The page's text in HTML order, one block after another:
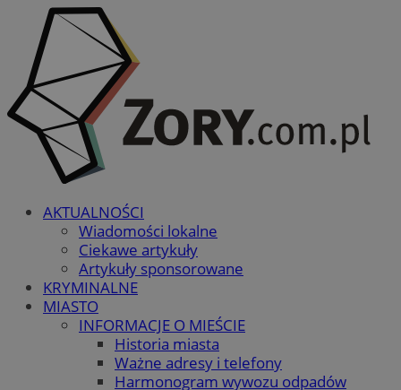
AKTUALNOŚCI
Wiadomości lokalne
Ciekawe artykuły
Artykuły sponsorowane
KRYMINALNE
MIASTO
INFORMACJE O MIEŚCIE
Historia miasta
Ważne adresy i telefony
Harmonogram wywozu odpadów